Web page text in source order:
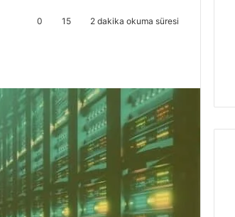
0 15 2 dakika okuma süresi